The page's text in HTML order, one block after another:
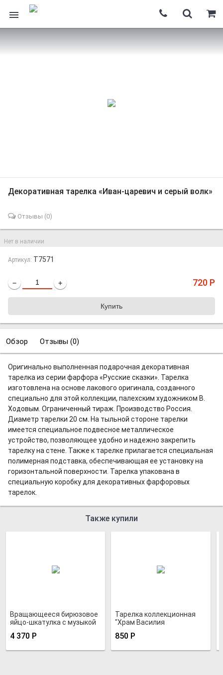
Декоративная тарелка «Иван-царевич и серый волк»
Отзывы (0)
Нет в наличии
Артикул: T7571
− + 720 Р
Обзор Отзывы (0)
Оригинально выполненная подарочная декоративная
тарелка из серии фарфора «Русские сказки». Тарелка
изготовлена на основе лакового оригинала, созданного
специально для этой коллекции, палехским художником В.
Ходовым. Ограниченный тираж. Производство Россия.
Диаметр тарелки 20 см. На тыльной стороне тарелки
имеется специальное подвесное металлическое
устройство, позволяющее удобно и надежно закрепить
тарелку на стене. Также к тарелке прилагается специальная
полимерная подставка, обеспечивающая ее установку на
горизонтальной поверхности. Тарелка упакована в
специальную коробку для декоративных фарфоровых
тарелок.
Также купили
Вращающееся бирюзовое
яйцо-шкатулка с музыкой
4 370 Р
Тарелка коллекционная
"Храм Василия
850 Р